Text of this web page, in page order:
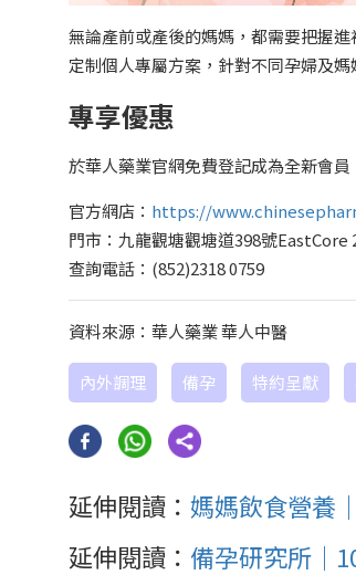
無論產前或產後的媽媽，都需要把握
定制個人專屬方案，針對不同孕婦及
專享優惠
於華人藥業官網免費登記成為全新會
官方網店： https://
門市：九龍觀塘觀塘道398號EastCore
查詢電話：(852)2318 0759
資料來源：華人藥業 華人中醫
內外調理 備孕 特約呈獻
延伸閱讀： 媽媽飲食營養
延伸閱讀： 備孕研究所｜